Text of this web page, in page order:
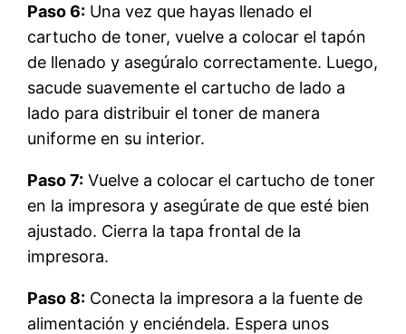
Paso 6: Una vez que hayas llenado el
cartucho de toner, vuelve a colocar el tapón
de llenado y asegúralo correctamente. Luego,
sacude suavemente el cartucho de lado a
lado para distribuir el toner de manera
uniforme en su interior.
Paso 7: Vuelve a colocar el cartucho de toner
en la impresora y asegúrate de que esté bien
ajustado. Cierra la tapa frontal de la
impresora.
Paso 8: Conecta la impresora a la fuente de
alimentación y enciéndela. Espera unos